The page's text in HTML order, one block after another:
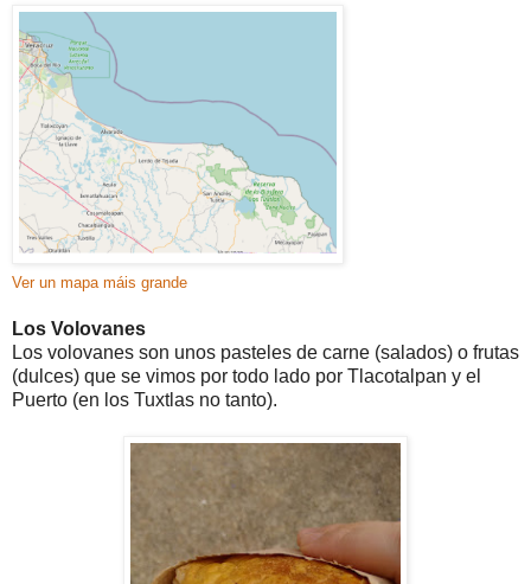
Ver un mapa máis grande
Los Volovanes
Los volovanes son unos pasteles de carne (salados) o frutas
(dulces) que se vimos por todo lado por Tlacotalpan y el
Puerto (en los Tuxtlas no tanto).